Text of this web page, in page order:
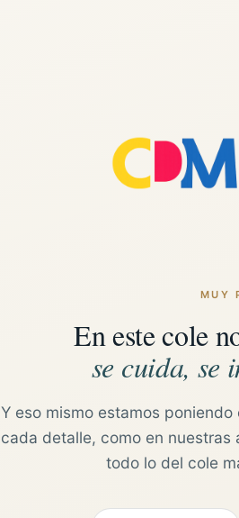
MUY
En este cole
se cuida, se
Y eso mismo estamos
cada detalle, como en nuestras
todo lo del cole